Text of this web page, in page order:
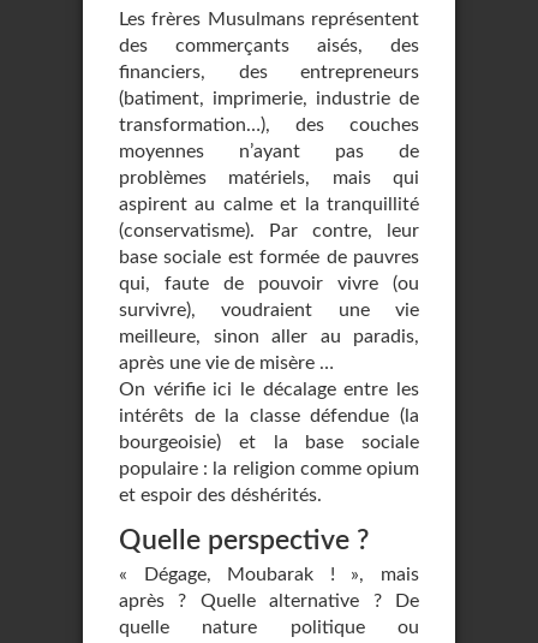
Les frères Musulmans représentent
des commerçants aisés, des
financiers, des entrepreneurs
(batiment, imprimerie, industrie de
transformation…), des couches
moyennes n’ayant pas de
problèmes matériels, mais qui
aspirent au calme et la tranquillité
(conservatisme). Par contre, leur
base sociale est formée de pauvres
qui, faute de pouvoir vivre (ou
survivre), voudraient une vie
meilleure, sinon aller au paradis,
après une vie de misère …
On vérifie ici le décalage entre les
intérêts de la classe défendue (la
bourgeoisie) et la base sociale
populaire : la religion comme opium
et espoir des déshérités.
Quelle perspective ?
« Dégage, Moubarak ! », mais
après ? Quelle alternative ? De
quelle nature politique ou